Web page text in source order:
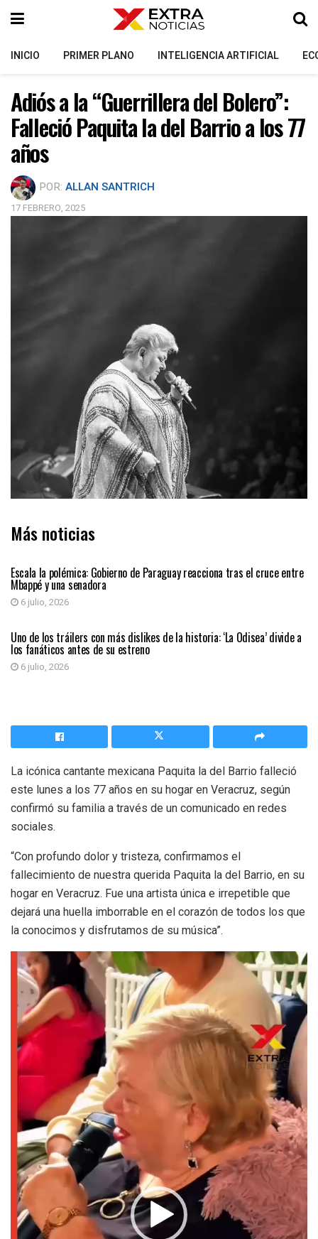
INICIO PRIMER PLANO INTELIGENCIA ARTIFICIAL
Adiós a la “Guerrillera del Bolero”:
Falleció Paquita la del Barrio a los 77
años
POR: ALLAN SANTRICH
17 FEBRERO, 2025
Más noticias
Escala la polémica: Gobierno de Paraguay reacciona tras el cruce entre
Mbappé y una senadora
6 julio, 2026
ENTRETENIMIENTO
Uno de los tráilers con más dislikes de la historia: ‘La Odisea’ divide a
los fanáticos antes de su estreno
6 julio, 2026
La icónica cantante mexicana Paquita la del Barrio falleció
este lunes a los 77 años en su hogar en Veracruz, según
confirmó su familia a través de un comunicado en redes
sociales.
“Con profundo dolor y tristeza, confirmamos el
fallecimiento de nuestra querida Paquita la del Barrio, en su
hogar en Veracruz. Fue una artista única e irrepetible que
dejará una huella imborrable en el corazón de todos los que
la conocimos y disfrutamos de su música”.
Reproductor
de
vídeo